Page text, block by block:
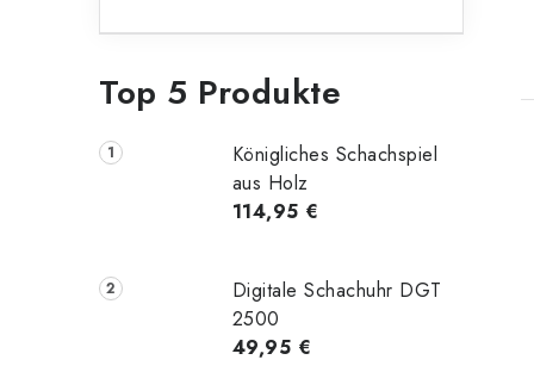
Top 5 Produkte
Königliches Schachspiel
aus Holz
114,95 €
Digitale Schachuhr DGT
2500
49,95 €